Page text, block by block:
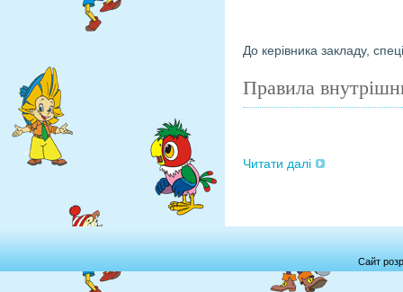
До керівника закладу,
Правила
Читати далі
Сайт